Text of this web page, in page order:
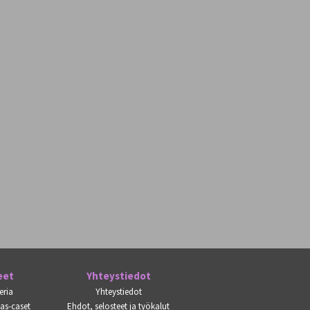
caset
Yhteystiedot
Yhteystiedot
Ehdot, selosteet ja työkalut